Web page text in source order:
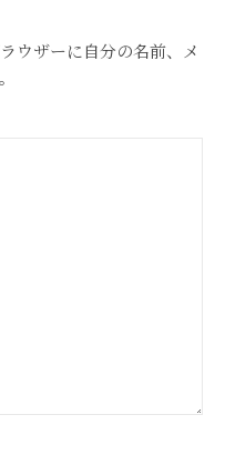
ウザーに自分の名前、メ